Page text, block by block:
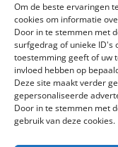
Om de beste ervaringen
cookies om informatie
Door in te stemmen met
surfgedrag of unieke ID's
toestemming geeft of uw
invloed hebben op
Deze site maakt verder
gepersonaliseerde
Door in te stemmen met
gebruik van deze cookies.